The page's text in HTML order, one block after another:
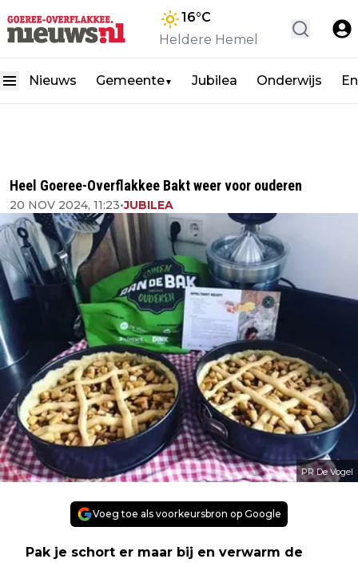
16°C
Heldere Hemel
Nieuws Gemeente▼ Jubilea Onderwijs
Heel Goeree-Overflakkee Bakt weer voor ouderen
20 NOV 2024, 11:23•JUBILEA
PR De Vogel
Voeg toe als voorkeursbron op Google
Pak je schort er maar bij en verwarm de